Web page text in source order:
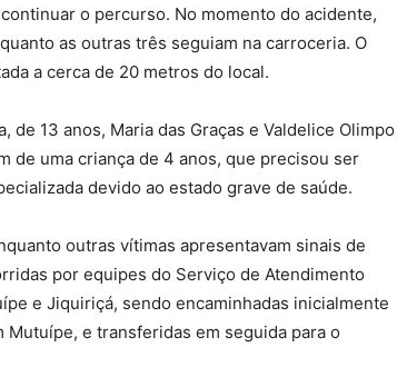
o percurso. No momento do acidente,
as outras três seguiam na carroceria. O
a cerca de 20 metros do local.
13 anos, Maria das Graças e Valdelice Olimpo
de uma criança de 4 anos, que precisou ser
devido ao estado grave de saúde.
outras vítimas apresentavam sinais de
por equipes do Serviço de Atendimento
e Jiquiriçá, sendo encaminhadas inicialmente
e transferidas em seguida para o